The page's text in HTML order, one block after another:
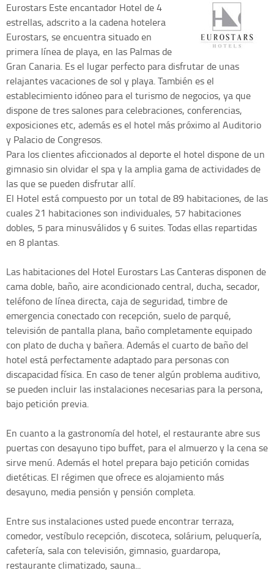
Eurostars Este encantador Hotel de 4
estrellas, adscrito a la cadena hotelera
Eurostars, se encuentra situado en
primera línea de playa, en las Palmas de
Gran Canaria. Es el lugar perfecto para disfrutar de unas
relajantes vacaciones de sol y playa. También es el
establecimiento idóneo para el turismo de negocios, ya que
dispone de tres salones para celebraciones, conferencias,
exposiciones etc, además es el hotel más próximo al Auditorio
y Palacio de Congresos.
Para los clientes aficcionados al deporte el hotel dispone de un
gimnasio sin olvidar el spa y la amplia gama de actividades de
las que se pueden disfrutar allí.
El Hotel está compuesto por un total de 89 habitaciones, de las
cuales 21 habitaciones son individuales, 57 habitaciones
dobles, 5 para minusválidos y 6 suites. Todas ellas repartidas
en 8 plantas.
Las habitaciones del Hotel Eurostars Las Canteras disponen de
cama doble, baño, aire acondicionado central, ducha, secador,
teléfono de línea directa, caja de seguridad, timbre de
emergencia conectado con recepción, suelo de parqué,
televisión de pantalla plana, baño completamente equipado
con plato de ducha y bañera. Además el cuarto de baño del
hotel está perfectamente adaptado para personas con
discapacidad física. En caso de tener algún problema auditivo,
se pueden incluir las instalaciones necesarias para la persona,
bajo petición previa.
En cuanto a la gastronomía del hotel, el restaurante abre sus
puertas con desayuno tipo buffet, para el almuerzo y la cena se
sirve menú. Además el hotel prepara bajo petición comidas
dietéticas. El régimen que ofrece es alojamiento más
desayuno, media pensión y pensión completa.
Entre sus instalaciones usted puede encontrar terraza,
comedor, vestíbulo recepción, discoteca, solárium, peluquería,
cafetería, sala con televisión, gimnasio, guardaropa,
restaurante climatizado, sauna...